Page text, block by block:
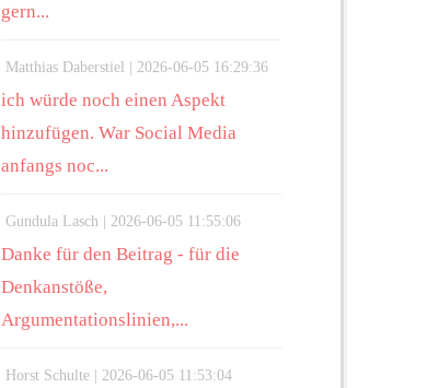
gern...
Matthias Daberstiel | 2026-06-05 16:29:36
ich würde noch einen Aspekt
hinzufügen. War Social Media
anfangs noc...
Gundula Lasch | 2026-06-05 11:55:06
Danke für den Beitrag - für die
Denkanstöße,
Argumentationslinien,...
Horst Schulte | 2026-06-05 11:53:04